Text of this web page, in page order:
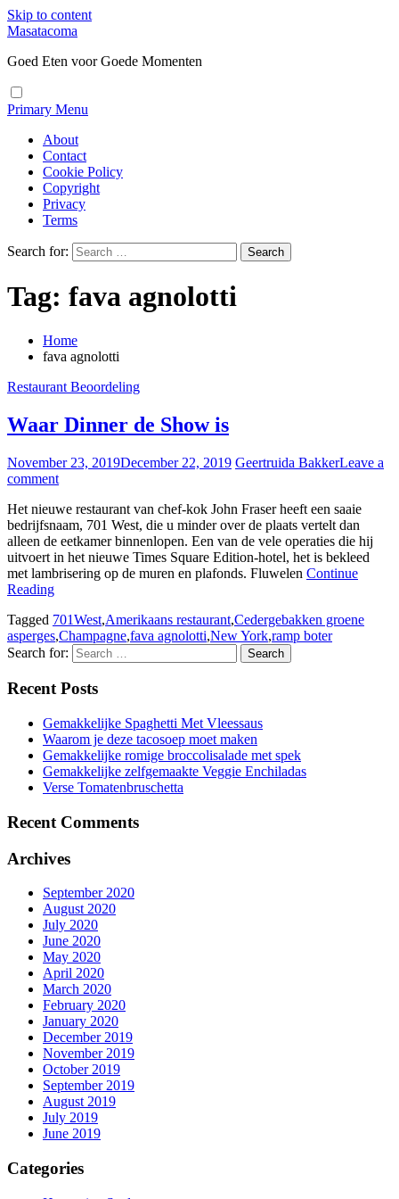
Skip to content
Masatacoma
Goed Eten voor Goede Momenten
Primary Menu
About
Contact
Cookie Policy
Copyright
Privacy
Terms
Search for:
Tag: fava agnolotti
Home
fava agnolotti
Restaurant Beoordeling
Waar Dinner de Show is
November 23, 2019December 22, 2019 Geertruida BakkerLeave a
comment
Het nieuwe restaurant van chef-kok John Fraser heeft een saaie
bedrijfsnaam, 701 West, die u minder over de plaats vertelt dan
alleen de eetkamer binnenlopen. Een van de vele operaties die hij
uitvoert in het nieuwe Times Square Edition-hotel, het is bekleed
met lambrisering op de muren en plafonds. Fluwelen Continue
Reading
Tagged 701West,Amerikaans restaurant,Cedergebakken groene
asperges,Champagne,fava agnolotti,New York,ramp boter
Search for:
Recent Posts
Gemakkelijke Spaghetti Met Vleessaus
Waarom je deze tacosoep moet maken
Gemakkelijke romige broccolisalade met spek
Gemakkelijke zelfgemaakte Veggie Enchiladas
Verse Tomatenbruschetta
Recent Comments
Archives
September 2020
August 2020
July 2020
June 2020
May 2020
April 2020
March 2020
February 2020
January 2020
December 2019
November 2019
October 2019
September 2019
August 2019
July 2019
June 2019
Categories